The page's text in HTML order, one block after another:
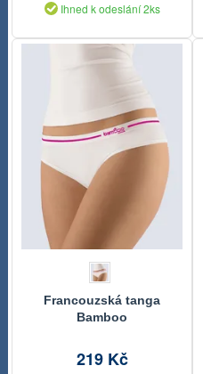
Ihned k odeslání 2ks
Francouzská tanga
Bamboo
219 Kč